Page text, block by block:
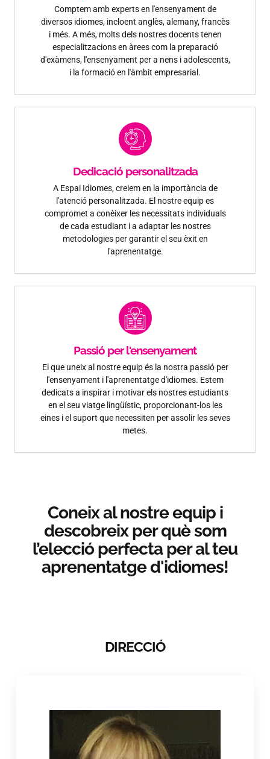
Comptem amb experts en l'ensenyament de
diversos idiomes, incloent anglès, alemany, francès
i més. A més, molts dels nostres docents tenen
especialitzacions en àrees com la preparació
d'exàmens, l'ensenyament per a nens i adolescents,
i la formació en l'àmbit empresarial.
Dedicació personalitzada
A Espai Idiomes, creiem en la importància de
l'atenció personalitzada. El nostre equip es
compromet a conèixer les necessitats individuals
de cada estudiant i a adaptar les nostres
metodologies per garantir el seu èxit en
l'aprenentatge.
Passió per l'ensenyament
El que uneix al nostre equip és la nostra passió per
l'ensenyament i l'aprenentatge d'idiomes. Estem
dedicats a inspirar i motivar els nostres estudiants
en el seu viatge lingüístic, proporcionant-los les
eines i el suport que necessiten per assolir les seves
metes.
Coneix al nostre equip i
descobreix per què som
l’elecció perfecta per al teu
aprenentatge d'idiomes!
DIRECCIÓ